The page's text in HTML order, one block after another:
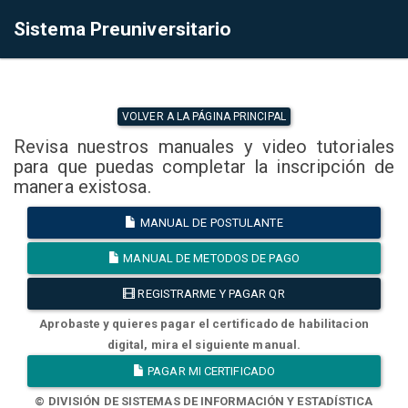
Sistema Preuniversitario
VOLVER A LA PÁGINA PRINCIPAL
Revisa nuestros manuales y video tutoriales
para que puedas completar la inscripción de
manera existosa.
MANUAL DE POSTULANTE
MANUAL DE METODOS DE PAGO
REGISTRARME Y PAGAR QR
Aprobaste y quieres pagar el certificado de habilitacion
digital, mira el siguiente manual.
PAGAR MI CERTIFICADO
© DIVISIÓN DE SISTEMAS DE INFORMACIÓN Y ESTADÍSTICA